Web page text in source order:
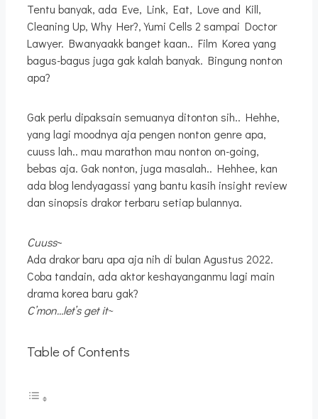
Tentu banyak, ada Eve, Link, Eat, Love and Kill,
Cleaning Up, Why Her?, Yumi Cells 2 sampai Doctor
Lawyer. Bwanyaakk banget kaan.. Film Korea yang
bagus-bagus juga gak kalah banyak. Bingung nonton
apa?
Gak perlu dipaksain semuanya ditonton sih.. Hehhe,
yang lagi moodnya aja pengen nonton genre apa,
cuuss lah.. mau marathon mau nonton on-going,
bebas aja. Gak nonton, juga masalah.. Hehhee, kan
ada blog lendyagassi yang bantu kasih insight review
dan sinopsis drakor terbaru setiap bulannya.
Cuuss~
Ada drakor baru apa aja nih di bulan Agustus 2022.
Coba tandain, ada aktor keshayanganmu lagi main
drama korea baru gak?
C’mon…let’s get it~
Table of Contents